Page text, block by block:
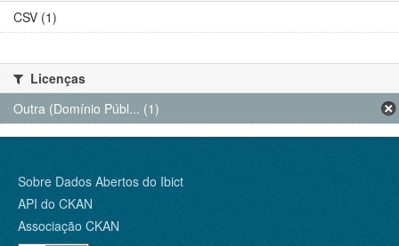
CSV (1)
Licenças
Outra (Domínio Públ... (1)
Sobre Dados Abertos do Ibict
API do CKAN
Associação CKAN